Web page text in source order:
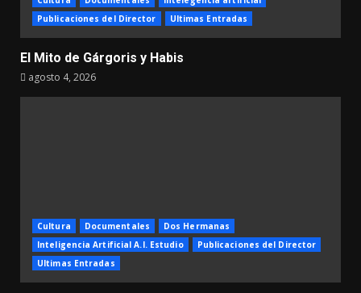
Publicaciones del Director
Ultimas Entradas
El Mito de Gárgoris y Habis
agosto 4, 2026
Cultura Documentales
Dos Hermanas
Inteligencia Artificial A.I. Estudio
Publicaciones del Director
Ultimas Entradas